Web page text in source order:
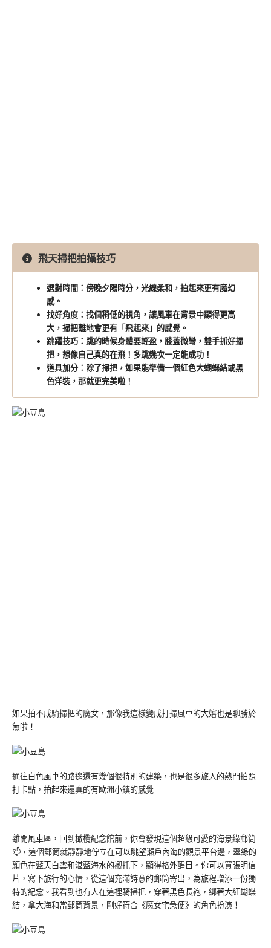
飛天掃把拍攝技巧
選對時間：傍晚夕陽時分，光線柔和，拍起來更有魔幻
感。
找好角度：找個稍低的視角，讓風車在背景中顯得更高
大，掃把離地會更有「飛起來」的感覺。
跳躍技巧：跳的時候身體要輕盈，膝蓋微彎，雙手抓好掃
把，想像自己真的在飛！多跳幾次一定能成功！
道具加分：除了掃把，如果能準備一個紅色大蝴蝶結或黑
色洋裝，那就更完美啦！
如果拍不成騎掃把的魔女，那像我這樣變成打掃風車的大嬸也是聊勝於
無啦！
通往白色風車的路邊還有幾個很特別的建築，也是很多旅人的熱門拍照
打卡點，拍起來還真的有歐洲小鎮的感覺
離開風車區，回到橄欖紀念館前，你會發現這個超級可愛的海景綠郵筒
📫，這個郵筒就靜靜地佇立在可以眺望瀨戶內海的觀景平台邊，翠綠的
顏色在藍天白雲和湛藍海水的襯托下，顯得格外醒目。你可以買張明信
片，寫下旅行的心情，從這個充滿詩意的郵筒寄出，為旅程增添一份獨
特的紀念。我看到也有人在這裡騎掃把，穿著黑色長袍，綁著大紅蝴蝶
結，拿大海和當郵筒背景，剛好符合《魔女宅急便》的角色扮演！